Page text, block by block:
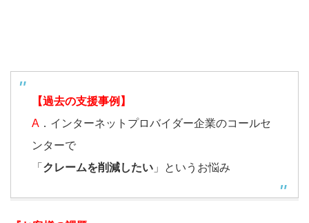
【過去の支援事例】
A ．インターネットプロバイダー企業のコールセ
ンターで
「 クレームを削減したい 」というお悩み